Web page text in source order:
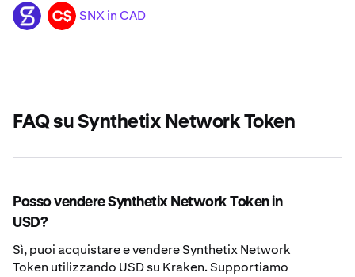
SNX CAD SNX in CAD
FAQ su Synthetix Network Token
Posso vendere Synthetix Network Token in
USD?
Sì, puoi acquistare e vendere Synthetix Network
Token utilizzando USD su Kraken. Supportiamo